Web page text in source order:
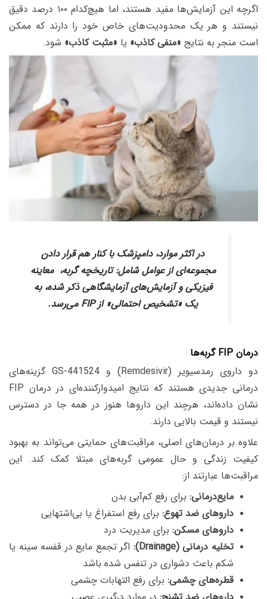
اگرچه این آزمایش‌ها مفید هستند، اما هیچ‌کدام ۱۰۰ درصد دقیق
نیستند و هر یک محدودیت‌های خاص خود را دارند که ممکن
است منجر به نتایج «منفی کاذب» یا «مثبت کاذب» شود.
در اکثر موارد، دامپزشک با کنار هم قرار دادن
مجموعه‌ای از عوامل شامل: تاریخچه گربه، معاینه
فیزیکی و آزمایش‌های آزمایشگاهی ذکر شده، به
یک «تشخیص احتمالی» از FIP می‌رسد.
درمان FIP گربه‌ها
دو داروی رمدسیویر (Remdesivir) و GS-441524 گزینه‌های
درمانی جدیدی هستند که نتایج امیدوارکننده‌ای در درمان FIP
نشان داده‌اند، هرچند این داروها هنوز در همه جا در دسترس
نیستند و قیمت بالایی دارند.
علاوه بر درمان‌های اصلی، مراقبت‌های حمایتی می‌تواند به بهبود
کیفیت زندگی و حال عمومی گربه‌های مبتلا کمک کند. این
مراقبت‌ها عبارتند از:
مایع‌درمانی: برای رفع کم‌آبی بدن
داروهای ضد تهوع: برای رفع استفراغ یا بی‌اشتهایی
داروهای مسکن: برای مدیریت درد
تخلیه درمانی (Drainage):
اگر تجمع مایع در قفسه سینه یا
شکم باعث دشواری در تنفس شده باشد
قطره‌های چشمی: برای رفع التهابات چشمی